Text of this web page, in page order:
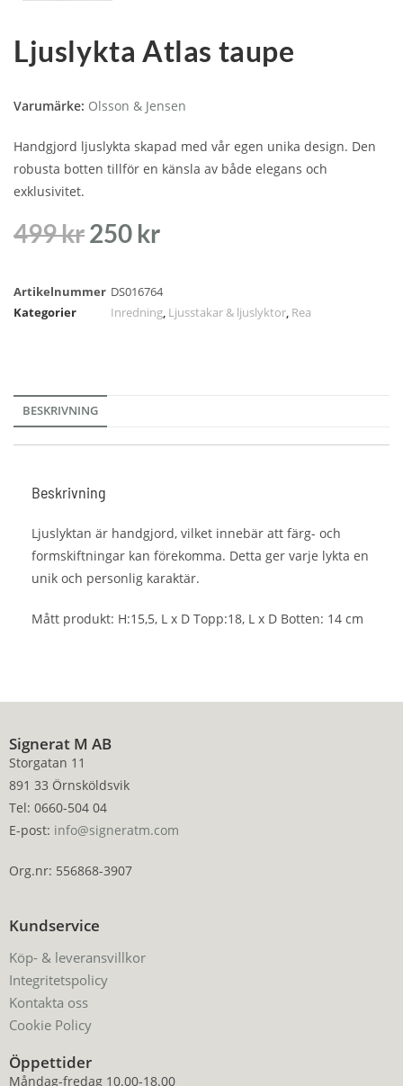
Ljuslykta Atlas taupe
Varumärke: Olsson & Jensen
Handgjord ljuslykta skapad med vår egen unika design. Den
robusta botten tillför en känsla av både elegans och
exklusivitet.
499kr250 kr
Artikelnummer DS016764
Kategorier
Inredning, Ljusstakar & ljuslyktor, Rea
BESKRIVNING
Beskrivning
Ljuslyktan är handgjord, vilket innebär att färg- och
formskiftningar kan förekomma. Detta ger varje lykta en
unik och personlig karaktär.
Mått produkt: H:15,5, L x D Topp:18, L x D Botten: 14 cm
Signerat M AB
Storgatan 11
891 33 Örnsköldsvik
Tel: 0660-504 04
E-post: info@signeratm.com
Org.nr: 556868-3907
Kundservice
Köp- & leveransvillkor
Integritetspolicy
Kontakta oss
Cookie Policy
Öppettider
Måndag-fredag 10.00-18.00